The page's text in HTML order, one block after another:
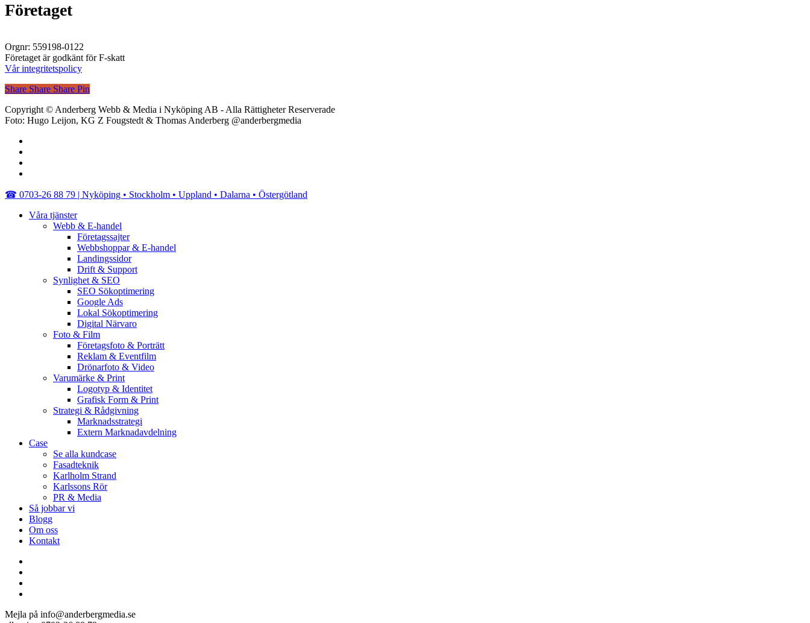
Företaget
Orgnr: 559198-0122
Företaget är godkänt för F-skatt
Vår integritetspolicy
Share
Share Share Share Pin
Copyright © Anderberg Webb & Media i Nyköping AB - Alla Rättigheter Reserverade
Foto: Hugo Leijon, KG Z Fougstedt & Thomas Anderberg @anderbergmedia
Close
☎︎ 0703-26 88 79 | Nyköping • Stockholm • Uppland • Dalarna • Östergötland
Våra tjänster
Webb & E-handel
Företagssajter
Webbshoppar & E-handel
Landingssidor
Drift & Support
Synlighet & SEO
SEO Sökoptimering
Google Ads
Lokal Sökoptimering
Digital Närvaro
Foto & Film
Företagsfoto & Porträtt
Reklam & Eventfilm
Drönarfoto & Video
Varumärke & Print
Logotyp & Identitet
Grafisk Form & Print
Strategi & Rådgivning
Marknadsstrategi
Extern Marknadavdelning
Case
Se alla kundcase
Fasadteknik
Karlholm Strand
Karlssons Rör
PR & Media
Så jobbar vi
Blogg
Om oss
Kontakt
Mejla på info@anderbergmedia.se